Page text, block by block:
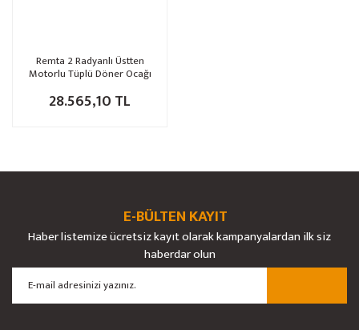
Remta 2 Radyanlı Üstten
Motorlu Tüplü Döner Ocağı
28.565,10 TL
E-BÜLTEN KAYIT
Haber listemize ücretsiz kayıt olarak kampanyalardan ilk siz
haberdar olun